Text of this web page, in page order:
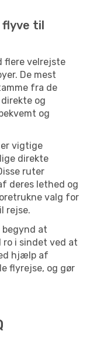
til
flere velrejste
De mest
fra de
og
og
vigtige
direkte
ruter
deres lethed og
valg for
rejse.
at
i sindet ved at
hjælp af
flyrejse, og gør